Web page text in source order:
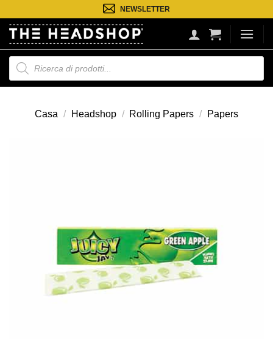
contenuti
NEWSLETTER
Ricerca
prodotti
Casa / Headshop / Rolling Papers / Papers